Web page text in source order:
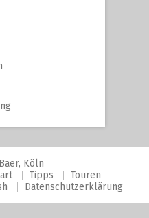
Köln
Tipps
Touren
Datenschutzerklärung